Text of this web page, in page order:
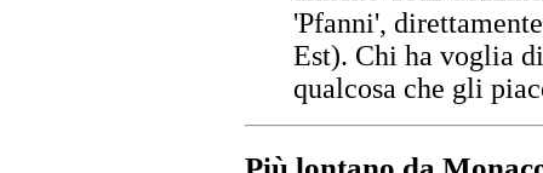
'Pfanni',
Est). Chi ha voglia
qualcosa che gli